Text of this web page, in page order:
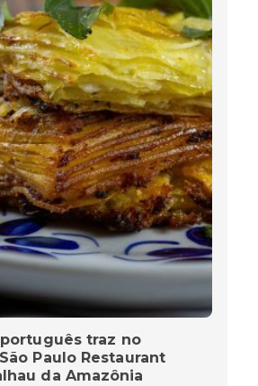
traz no
Paulo Restaurant
da Amazônia